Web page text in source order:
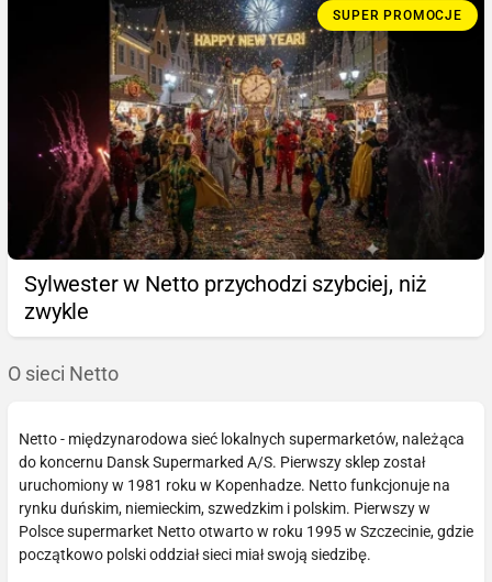
SUPER PROMOCJE
Sylwester w Netto przychodzi szybciej, niż
zwykle
O sieci Netto
Netto - międzynarodowa sieć lokalnych supermarketów, należąca
do koncernu Dansk Supermarked A/S. Pierwszy sklep został
uruchomiony w 1981 roku w Kopenhadze. Netto funkcjonuje na
rynku duńskim, niemieckim, szwedzkim i polskim. Pierwszy w
Polsce supermarket Netto otwarto w roku 1995 w Szczecinie, gdzie
początkowo polski oddział sieci miał swoją siedzibę.